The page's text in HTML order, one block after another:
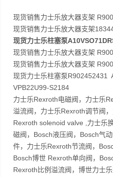
现货销售力士乐放大器支架
现货销售力士乐放大器支架
现货力士乐柱塞泵
现货销售力士乐放大器支架
现货销售力士乐放大器支架
现货力士乐柱塞泵R902452431
VPB22U99-S2184
力士乐Rexroth电磁阀，力士乐
溢流阀，力士乐Rexroth调节阀
Rexroth solenoid valve ,力士乐
磁阀，Bosch液压阀，Bosch气
件，力士乐Rexroth节流阀，
Bosch博世 Rexroth单向阀，
Rexroth比例溢流阀，博世力士